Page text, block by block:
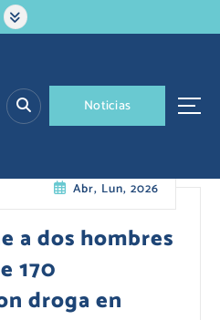
Noticias
Abr, Lun, 2026
a dos hombres
170
droga en